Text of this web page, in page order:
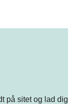
på sitet og lad dig